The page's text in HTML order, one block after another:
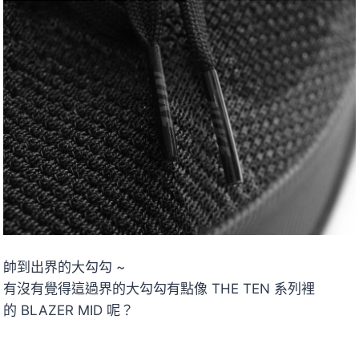
帥到出界的大勾勾 ~
有沒有覺得這過界的大勾勾有點像 THE TEN 系列裡
的 BLAZER MID 呢？